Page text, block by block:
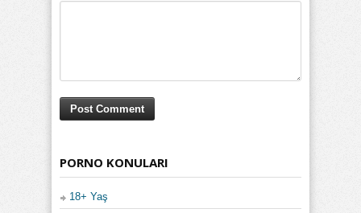
PORNO KONULARI
18+ Yaş